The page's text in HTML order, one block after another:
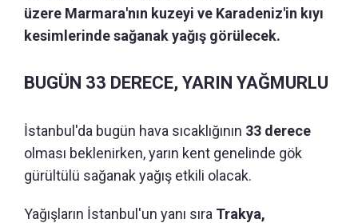
üzere Marmara'nın kuzeyi ve Karadeniz'in kıyı
kesimlerinde sağanak yağış görülecek.
BUGÜN 33 DERECE, YARIN YAĞMURLU
İstanbul'da bugün hava sıcaklığının 33 derece
olması beklenirken, yarın kent genelinde gök
gürültülü sağanak yağış etkili olacak.
Yağışların İstanbul'un yanı sıra Trakya,